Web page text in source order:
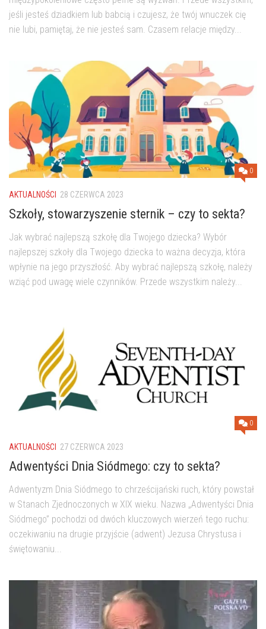
jeśli jesteś dziadkiem lub babcią i czujesz, że twój wnuczek cię
nie lubi, pamiętaj, że nie jesteś sam. Czasem relacje między...
0
AKTUALNOŚCI 28 CZERWCA 2023
Szkoły, stowarzyszenie sternik – czy to sekta?
Jak wybrać najlepszą szkołę dla Twojego dziecka? Wybór
najlepszej szkoły dla Twojego dziecka to ważna decyzja, która
wpłynie na jego przyszłość. Aby wybrać najlepszą szkołę, należy
wziąć pod uwagę wiele czynników. Przede wszystkim należy...
0
AKTUALNOŚCI 27 CZERWCA 2023
Adwentyści Dnia Siódmego: czy to sekta?
Adwentyzm Dnia Siódmego to chrześcijański ruch, który powstał
w Stanach Zjednoczonych w XIX wieku. Nazwa „Adwentyści Dnia
Siódmego” pochodzi od dwóch kluczowych wierzeń tego ruchu:
oczekiwaniu na drugie przyjście (adwent) Jezusa Chrystusa i
świętowaniu...